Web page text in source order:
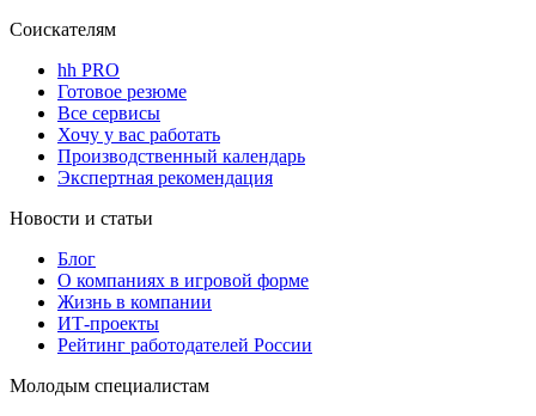
Соискателям
hh PRO
Готовое резюме
Все сервисы
Хочу у вас работать
Производственный календарь
Экспертная рекомендация
Новости и статьи
Блог
О компаниях в игровой форме
Жизнь в компании
ИТ-проекты
Рейтинг работодателей России
Молодым специалистам